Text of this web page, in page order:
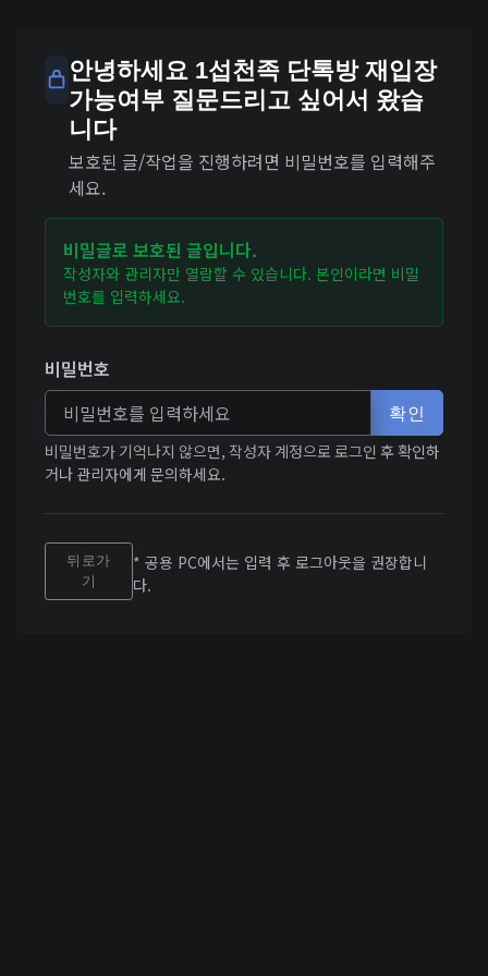
안녕하세요 1섭천족 단톡방 재입장
가능여부 질문드리고 싶어서 왔습
니다
보호된 글/작업을 진행하려면 비밀번호를 입력해주
세요.
비밀글로 보호된 글입니다.
작성자와 관리자만 열람할 수 있습니다. 본인이라면 비밀
번호를 입력하세요.
비밀번호
확인
비밀번호가 기억나지 않으면, 작성자 계정으로 로그인 후 확인하
거나 관리자에게 문의하세요.
뒤로가
기
* 공용 PC에서는 입력 후 로그아웃을 권장합니
다.